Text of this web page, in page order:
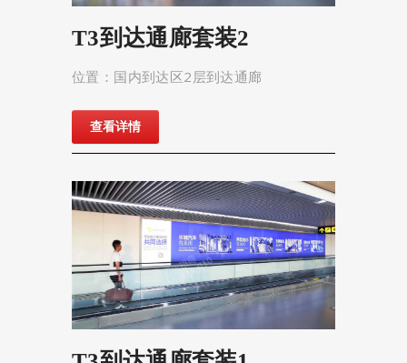
T3到达通廊套装2
位置：国内到达区2层到达通廊
查看详情